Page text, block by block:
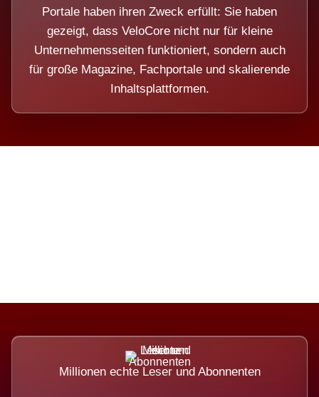
Portale haben ihren Zweck erfüllt: Sie haben
gezeigt, dass VeloCore nicht nur für kleine
Unternehmensseiten funktioniert, sondern auch
für große Magazine, Fachportale und skalierende
Inhaltsplattformen.
Millionen echte Leser und Abonnenten